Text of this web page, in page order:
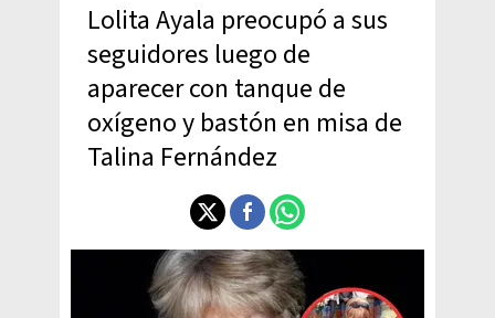
Lolita Ayala preocupó a sus
seguidores luego de
aparecer con tanque de
oxígeno y bastón en misa de
Talina Fernández